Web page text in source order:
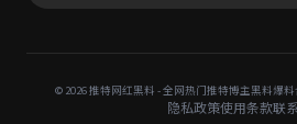
© 2026 推特网红黑料 - 全网热门推特博主黑料爆
隐私政策使用条款联